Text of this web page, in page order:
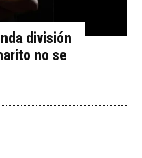
división
no se